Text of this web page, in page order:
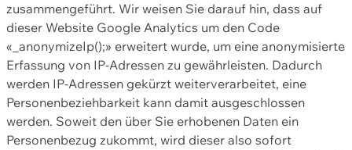
zusammengeführt. Wir weisen Sie darauf hin, dass auf
dieser Website Google Analytics um den Code
«_anonymizeIp();» erweitert wurde, um eine anonymisierte
Erfassung von IP-Adressen zu gewährleisten. Dadurch
werden IP-Adressen gekürzt weiterverarbeitet, eine
Personenbeziehbarkeit kann damit ausgeschlossen
werden. Soweit den über Sie erhobenen Daten ein
Personenbezug zukommt, wird dieser also sofort